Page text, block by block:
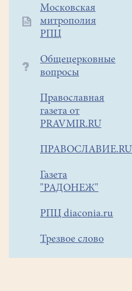
Московская
митрополия
РПЦ
Общецерковные
вопросы
Православная
газета от
PRAVMIR.RU
ПРАВОСЛАВИЕ.RU
Газета
"РАДОНЕЖ"
РПЦ diaconia.ru
Трезвое слово